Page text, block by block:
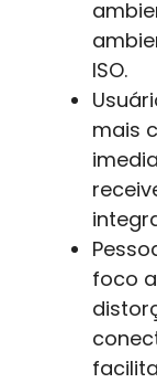
ISO.
mais
foco